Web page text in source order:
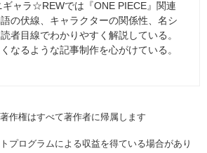
ギャラ☆REWでは『ONE PIECE』関連
の伏線、キャラクターの関係性、名シ
者目線でわかりやすく解説している。
なるような記事制作を心がけている。
作権はすべて著作者に帰属します
プログラムによる収益を得ている場合があり